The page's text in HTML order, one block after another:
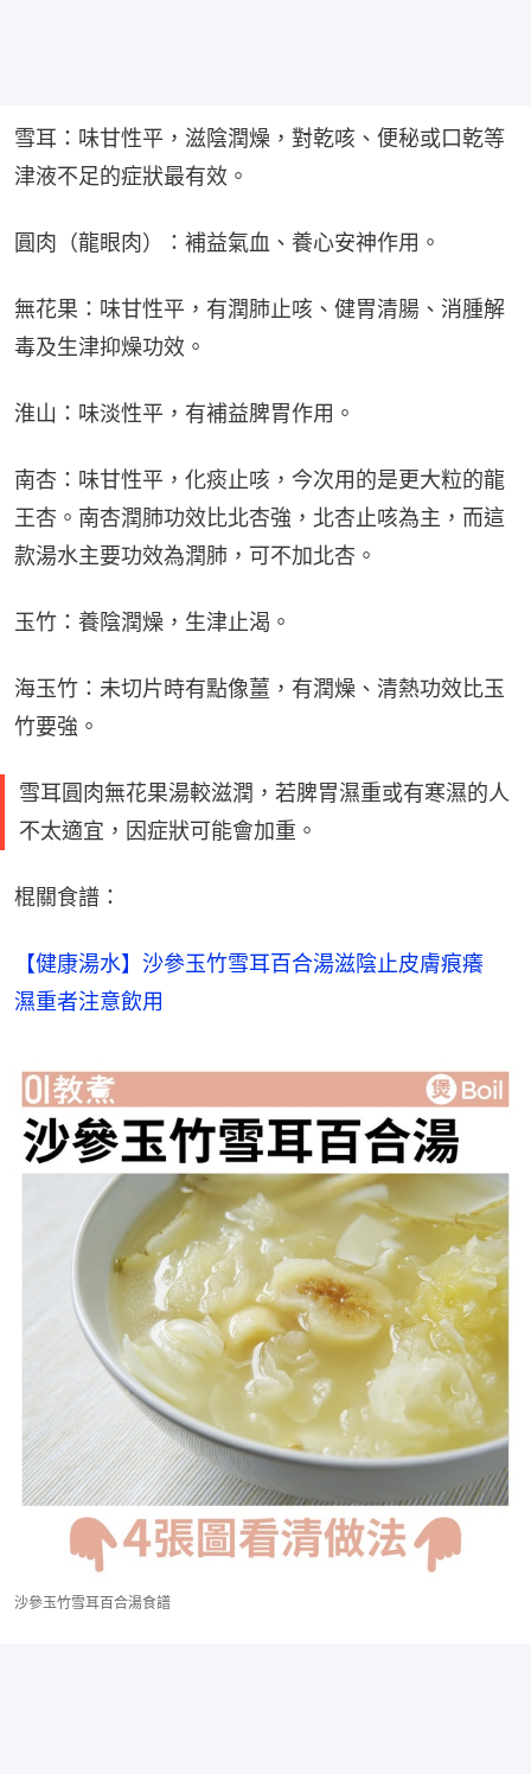
雪耳：味甘性平，滋陰潤燥，對乾咳、便秘或口乾等
津液不足的症狀最有效。
圓肉（龍眼肉）：補益氣血、養心安神作用。
無花果：味甘性平，有潤肺止咳、健胃清腸、消腫解
毒及生津抑燥功效。
淮山：味淡性平，有補益脾胃作用。
南杏：味甘性平，化痰止咳，今次用的是更大粒的龍
王杏。南杏潤肺功效比北杏強，北杏止咳為主，而這
款湯水主要功效為潤肺，可不加北杏。
玉竹：養陰潤燥，生津止渴。
海玉竹：未切片時有點像薑，有潤燥、清熱功效比玉
竹要強。
雪耳圓肉無花果湯較滋潤，若脾胃濕重或有寒濕的人
不太適宜，因症狀可能會加重。
棍關食譜：
【健康湯水】沙參玉竹雪耳百合湯滋陰止皮膚痕癢
濕重者注意飲用
沙參玉竹雪耳百合湯食譜